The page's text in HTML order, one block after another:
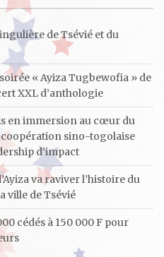
de Tsévié et du
« Ayiza Tugbewofia » de
XXL d’anthologie
en immersion au cœur du
coopération sino-togolaise
d’impact
va raviver l’histoire du
ville de Tsévié
cédés à 150 000 F pour